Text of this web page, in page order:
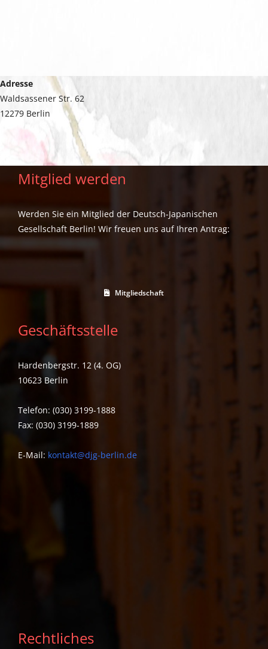
Adresse
Waldsassener Str. 62
12279 Berlin
Mitglied werden
Werden Sie ein Mitglied der Deutsch-Japanischen
Gesellschaft Berlin! Wir freuen uns auf Ihren Antrag:
Mitgliedschaft
Geschäftsstelle
Hardenbergstr. 12 (4. OG)
10623 Berlin
Telefon: (030) 3199-1888
Fax: (030) 3199-1889
E-Mail: kontakt@djg-berlin.de
Rechtliches